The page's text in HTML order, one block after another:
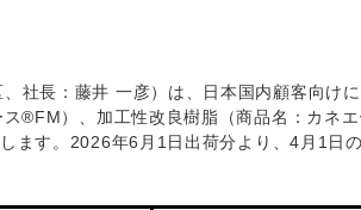
社長：藤井 一彦）は、日本国内顧客向け
®FM）、加工性改良樹脂（商品名：カネ
ます。2026年6月1日出荷分より、4月1日